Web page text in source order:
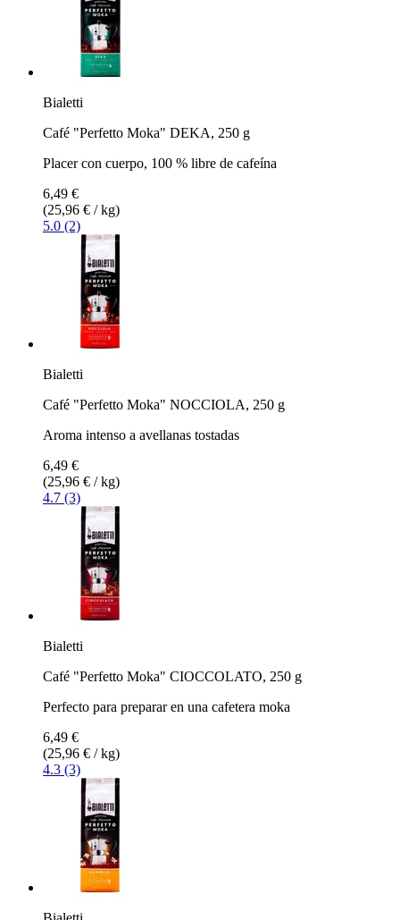
Bialetti
Café "Perfetto Moka" DEKA, 250 g
Placer con cuerpo, 100 % libre de cafeína
6,49 €
(25,96 € / kg)
5.0 (2)
Bialetti
Café "Perfetto Moka" NOCCIOLA, 250 g
Aroma intenso a avellanas tostadas
6,49 €
(25,96 € / kg)
4.7 (3)
Bialetti
Café "Perfetto Moka" CIOCCOLATO, 250 g
Perfecto para preparar en una cafetera moka
6,49 €
(25,96 € / kg)
4.3 (3)